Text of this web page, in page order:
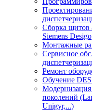
Сборка щитов
Siemens Desigo
Монтажные
Сервисное
Ремонт
Обучение
поколений
Unigyr,...)